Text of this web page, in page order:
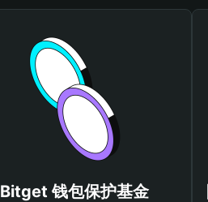
Bitget 钱包保护基金